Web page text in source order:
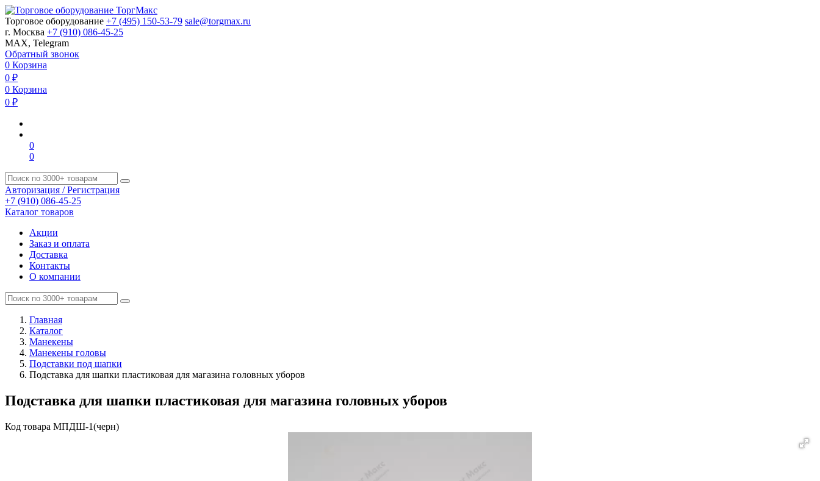
Торговое оборудование +7 (495) 150-53-79 sale@torgmax.ru
г. Москва +7 (910) 086-45-25
MAX, Telegram
Обратный звонок
0 Корзина
0 ₽
0 Корзина
0 ₽
0
0
Авторизация / Регистрация
+7 (910) 086-45-25
Каталог товаров
Акции
Заказ и оплата
Доставка
Контакты
О компании
Главная
Каталог
Манекены
Манекены головы
Подставки под шапки
Подставка для шапки пластиковая для магазина головных уборов
Подставка для шапки пластиковая для магазина головных уборов
Код товара MПДШ-1(черн)